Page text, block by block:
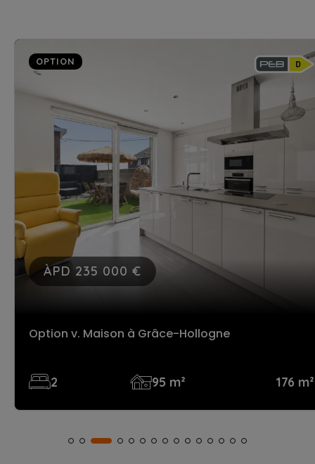
OPTION
ÀPD 235 000 €
Option v. Maison à Grâce-Hollogne
2 95 m² 176 m²